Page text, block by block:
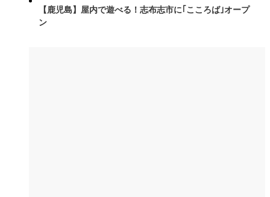
【鹿児島】屋内で遊べる！志布志市に｢こころば｣オープ
ン